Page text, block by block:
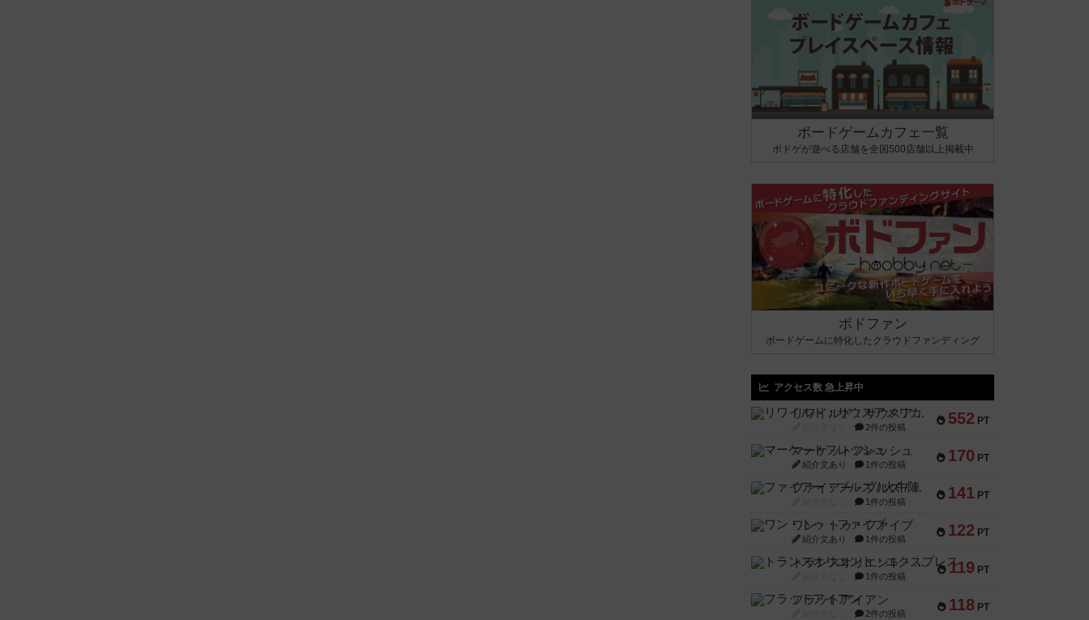
ボードゲームカフェ一覧
ボドゲが遊べる店舗を全国500店舗以上掲載中
ボドファン
ボードゲームに特化したクラウドファンディング
アクセス数 急上昇中
552 PT
リワイルド：サウスアメリカ
2件の投稿
170 PT
マーケットフレッシュ
紹介文あり 1件の投稿
141 PT
ファイアー・ブルズ / 火牛陣
1件の投稿
122 PT
ワン・トゥ・ファイブ
紹介文あり 1件の投稿
119 PT
トランスオリエント・エクスプレス
1件の投稿
118 PT
フラットアイアン
2件の投稿